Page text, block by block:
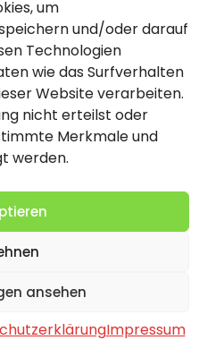
um
und/oder darauf
Technologien
wie das Surfverhalten
Website verarbeiten.
nicht erteilst oder
Merkmale und
werden.
ansehen
Impressum